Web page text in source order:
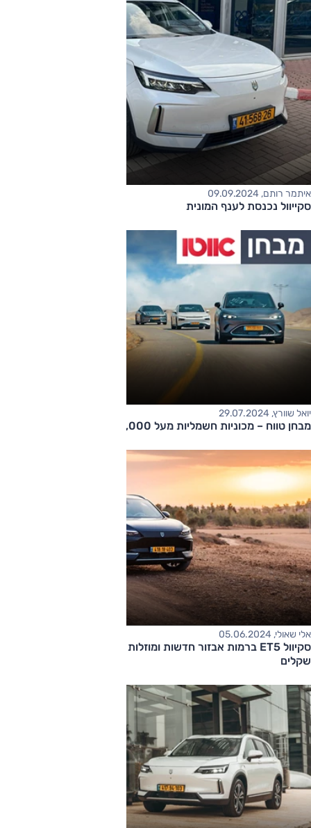
איתמר רותם, 09.09.2024
סקייוול נכנסת לענף המונית
יואל שוורץ, 29.07.2024
מבחן טווח – מכוניות חשמליות מעל 200,000 שקלים
אלי שאולי, 05.06.2024
שקלים